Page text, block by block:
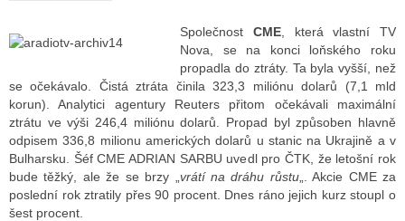
RÁDIÍ
VYSÍLAČE
TELEVIZE
Společnost CME, která vlastní TV
Nova, se na konci loňského roku
propadla do ztráty. Ta byla vyšší, než
se očekávalo. Čistá ztráta činila 323,3 miliónu dolarů (7,1 mld
korun). Analytici agentury Reuters přitom očekávali maximální
ztrátu ve výši 246,4 miliónu dolarů. Propad byl způsoben hlavně
odpisem 336,8 milionu amerických dolarů u stanic na Ukrajině a v
Bulharsku. Šéf CME ADRIAN SARBU uvedl pro ČTK, že letošní rok
bude těžký, ale že se brzy „ vrátí na dráhu růstu„. Akcie CME za
poslední rok ztratily přes 90 procent. Dnes ráno jejich kurz stoupl o
šest procent.